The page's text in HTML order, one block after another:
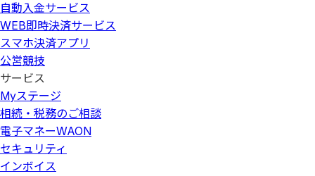
自動入金サービス
WEB即時決済サービス
スマホ決済アプリ
公営競技
サービス
Myステージ
相続・税務のご相談
電子マネーWAON
セキュリティ
インボイス